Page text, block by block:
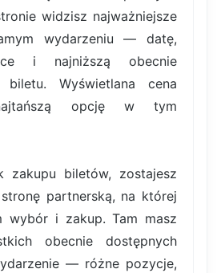
widzisz najważniejsze
wydarzeniu — datę,
i najniższą obecnie
Wyświetlana cena
opcję w tym
zakupu biletów, zostajesz
partnerską, na której
wybór i zakup. Tam masz
obecnie dostępnych
— różne pozycje,